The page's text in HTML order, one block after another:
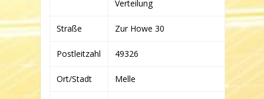
Verteilung
Straße Zur Howe 30
Postleitzahl 49326
Ort/Stadt Melle